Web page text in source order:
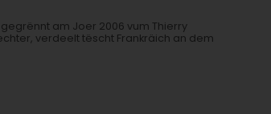
am Joer 2006 vum Thierry
verdeelt tëscht Frankräich an dem